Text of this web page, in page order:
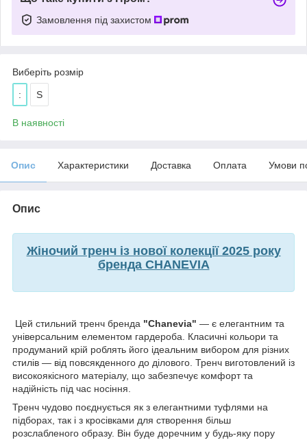
Замовлення під захистом
Виберіть розмір
: S
В наявності
Опис Характеристики Доставка Оплата Умови
Опис
Жіночий тренч із нової колекції 2025 року
бренда CHANEVIA
Цей стильний тренч бренда "Chanevia" — є елегантним та
універсальним елементом гардероба. Класичні кольори та
продуманий крій роблять його ідеальним вибором для різних
стилів — від повсякденного до ділового. Тренч виготовлений із
високоякісного матеріалу, що забезпечує комфорт та
надійність під час носіння.
Тренч чудово поєднується як з елегантними туфлями на
підборах, так і з кросівками для створення більш
розслабленого образу. Він буде доречним у будь-яку пору